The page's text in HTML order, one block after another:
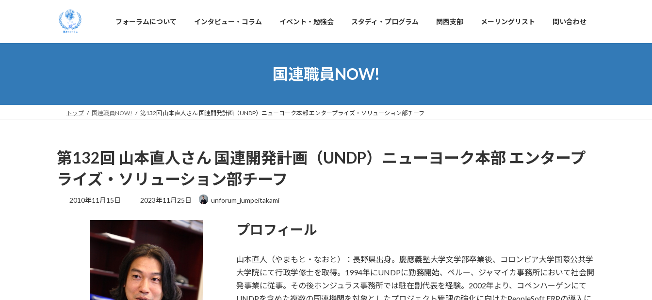
フォーラムについて インタビュー・コラム イベント・勉強会 スタディ・プログラム 関西支部 メーリングリスト 問い合わせ
国連職員NOW!
トップ 国連職員NOW! 第132回 山本直人さん 国連開発計画（UNDP）ニューヨーク本部 エンタープライズ・ソリューション部チーフ
第132回 山本直人さん 国連開発計画（UNDP）ニューヨーク本部 エンタープ
ライズ・ソリューション部チーフ
2010年11月15日
最
時
:
2023年11月25日 unforum_jumpeitakami
プロフィール
山本直人（やまもと・なおと）：長野県出身。慶應義塾大学文学部卒業後、コロンビア大学国際公共学
大学院にて行政学修士を取得。1994年にUNDPに勤務開始、ペルー、ジャマイカ事務所において社会開
発事業に従事。その後ホンジュラス事務所では駐在副代表を経験。2002年より、コペンハーゲンにて